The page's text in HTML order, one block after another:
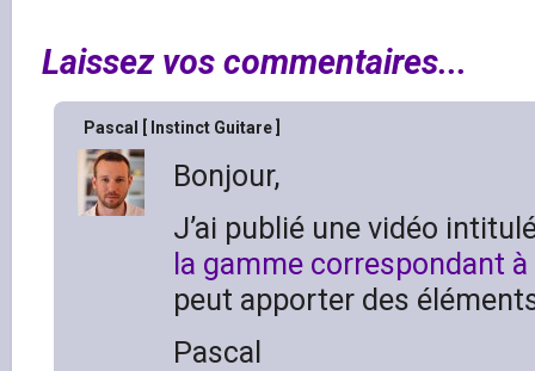
Laissez vos commentaires...
Pascal [ Instinct Guitare ]
Bonjour,
J’ai publié une vidéo
la gamme correspondant
peut apporter des
Pascal